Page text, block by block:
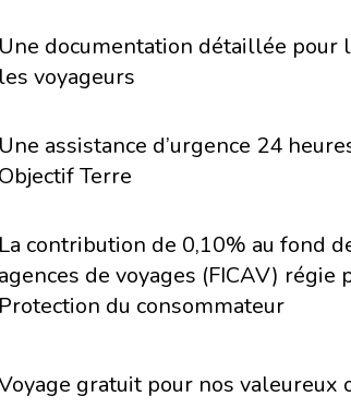
Une documentation détaillée pour
voyageurs
Une assistance d’urgence 24
Terre
La contribution de 0,10% au fond
de voyages (FICAV) régie
Protection du consommateur
gratuit pour nos valeureux